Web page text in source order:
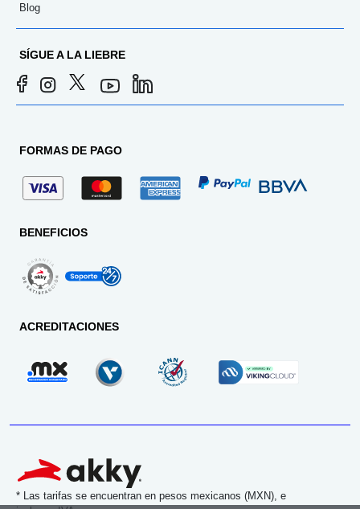
Blog
SÍGUE A LA LIEBRE
FORMAS DE PAGO
BENEFICIOS
ACREDITACIONES
* Las tarifas se encuentran en pesos mexicanos (MXN), e